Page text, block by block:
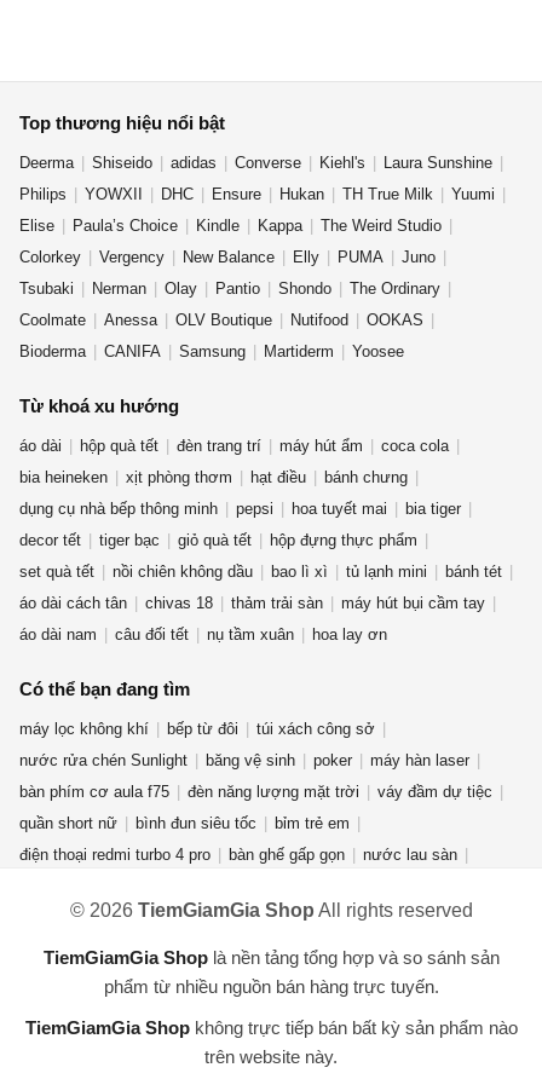
Top thương hiệu nổi bật
Deerma Shiseido adidas Converse Kiehl's
Laura Sunshine
Philips
YOWXII DHC Ensure Hukan TH True Milk
Yuumi
Elise
Paula’s Choice Kindle Kappa
The Weird Studio
Colorkey
Vergency New Balance Elly PUMA
Juno
Tsubaki
Nerman Olay Pantio Shondo
The Ordinary
Coolmate
Anessa OLV Boutique Nutifood
OOKAS
Bioderma
CANIFA Samsung Martiderm Yoosee
Từ khoá xu hướng
áo dài hộp quà tết đèn trang trí máy hút ẩm
coca cola
bia heineken
xịt phòng thơm hạt điều
bánh chưng
dụng cụ nhà bếp thông minh
pepsi hoa tuyết mai
bia tiger
decor tết
tiger bạc giỏ quà tết
hộp đựng thực phẩm
set quà tết
nồi chiên không dầu bao lì xì tủ lạnh mini
bánh tét
áo dài cách tân
chivas 18 thảm trải sàn
máy hút bụi cầm tay
áo dài nam
câu đối tết nụ tầm xuân hoa lay ơn
Có thể bạn đang tìm
máy lọc không khí bếp từ đôi
túi xách công sở
nước rửa chén Sunlight
băng vệ sinh poker
máy hàn laser
bàn phím cơ aula f75
đèn năng lượng mặt trời
váy đầm dự tiệc
quần short nữ
bình đun siêu tốc
bỉm trẻ em
điện thoại redmi turbo 4 pro
bàn ghế gấp gọn
nước lau sàn
máy giặt cửa ngang
phụ kiện thời trang
áo khoác nam
nước hoa mini
gấu bông hải cẩu bột giặt OMO
máy xay sinh tố
máy hút ẩm kem forencos trắng túi đeo
© 2026 TiemGiamGia Shop All rights reserved
TiemGiamGia Shoplà nền tảng tổng hợp và so sánh sản
phẩm từ nhiều nguồn bán hàng trực tuyến.
TiemGiamGia Shopkhông trực tiếp bán bất kỳ sản phẩm nào
trên website này.